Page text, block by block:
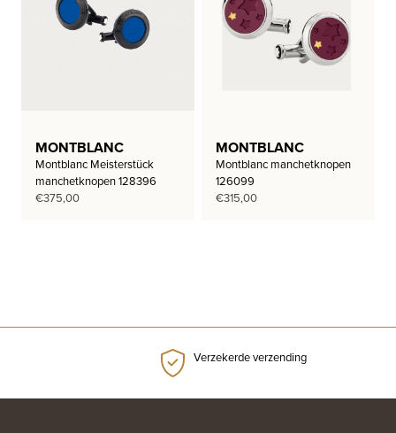
MONTBLANC
Montblanc Meisterstück
manchetknopen 128396
€375,00
MONTBLANC
Montblanc manchetknopen
126099
€315,00
Verzekerde verzending